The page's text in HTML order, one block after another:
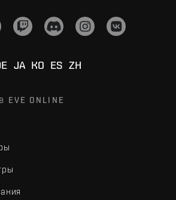
JA KO ES ZH
EVE ONLINE